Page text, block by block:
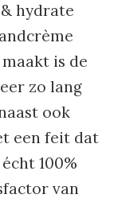
hydrate
is de
zo lang
ook
een feit dat
100%
van